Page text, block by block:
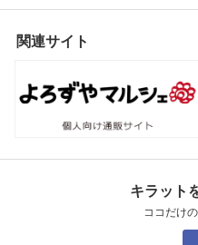
関連サイト
キラット
ココだけ